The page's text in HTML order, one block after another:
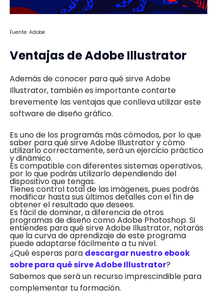
Fuente: Adobe
Ventajas de Adobe Illustrator
Además de conocer para qué sirve Adobe
Illustrator, también es importante contarte
brevemente las ventajas que conlleva utilizar este
software de diseño gráfico.
Es uno de los programás más cómodos, por lo que
saber para qué sirve Adobe Illustrator y cómo
utilizarlo correctamente, será un ejercicio práctico
y dinámico.
Es compatible con diferentes sistemas operativos,
por lo que podrás utilizarlo dependiendo del
dispositivo que tengas.
Tienes control total de las imágenes, pues podrás
modificar hasta sus últimos detalles con el fin de
obtener el resultado que desees.
Es fácil de dominar, a diferencia de otros
programas de diseño como Adobe Photoshop. Si
entiendes para qué sirve Adobe Illustrator, notarás
que la curva de aprendizaje de este programa
puede adaptarse fácilmente a tu nivel.
¿Qué esperas para descargar nuestro ebook
sobre para qué sirve Adobe Illustrator?
Sabemos que será un recurso imprescindible para
complementar tu formación.